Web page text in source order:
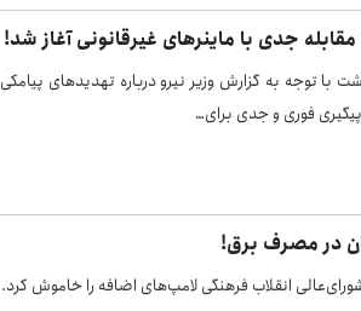
جدی با ماینرهای غیرقانونی آغاز شد!
در جلسه ۱۷ اردیبهشت با توجه به گزارش وزیر نیرو درباره تهدیدهای پیامکی
فوری و جدی برای…
در مصرف برق!
انقلاب فرهنگی لامپ‌های اضافه را خاموش کرد.